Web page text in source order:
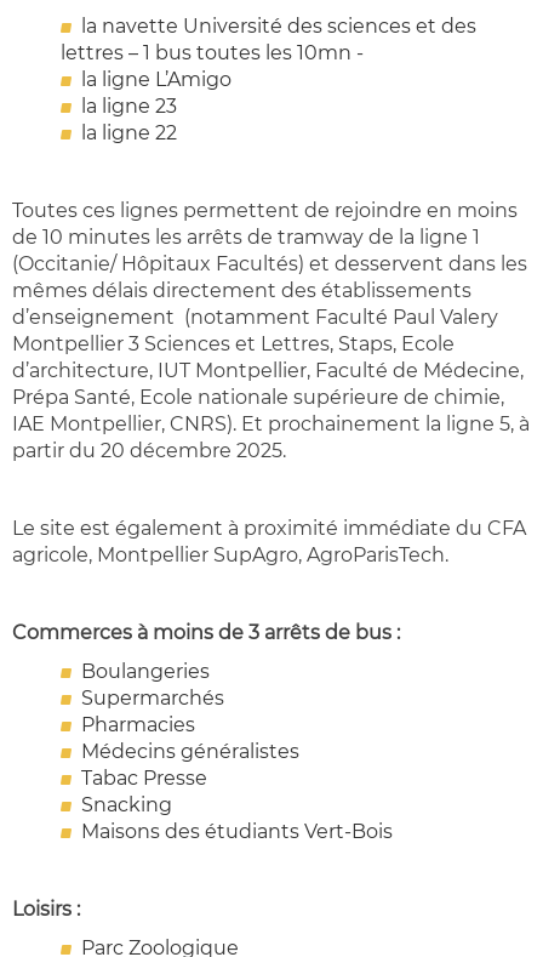
la navette Université des sciences et des
lettres – 1 bus toutes les 10mn -
la ligne L’Amigo
la ligne 23
la ligne 22
Toutes ces lignes permettent de rejoindre en moins
de 10 minutes les arrêts de tramway de la ligne 1
(Occitanie/ Hôpitaux Facultés) et desservent dans les
mêmes délais directement des établissements
d’enseignement (notamment Faculté Paul Valery
Montpellier 3 Sciences et Lettres, Staps, Ecole
d’architecture, IUT Montpellier, Faculté de Médecine,
Prépa Santé, Ecole nationale supérieure de chimie,
IAE Montpellier, CNRS). Et prochainement la ligne 5, à
partir du 20 décembre 2025.
Le site est également à proximité immédiate du CFA
agricole, Montpellier SupAgro, AgroParisTech.
Commerces à moins de 3 arrêts de bus :
Boulangeries
Supermarchés
Pharmacies
Médecins généralistes
Tabac Presse
Snacking
Maisons des étudiants Vert-Bois
Loisirs :
Parc Zoologique